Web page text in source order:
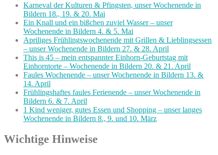
Karneval der Kulturen & Pfingsten, unser Wochenende in
Bildern 18., 19. & 20. Mai
Ein Knall und ein bißchen zuviel Wasser – unser
Wochenende in Bildern 4. & 5. Mai
Apriliges Frühlingswochenende mit Grillen & Lieblingsessen
– unser Wochenende in Bildern 27. & 28. April
This is 45 – mein entspannter Einhorn-Geburtstag mit
Einhorntorte – Wochenende in Bildern 20. & 21. April
Faules Wochenende – unser Wochenende in Bildern 13. &
14. April
Frühlingshaftes faules Ferienende – unser Wochenende in
Bildern 6. & 7. April
1 Kind weniger, gutes Essen und Shopping – unser langes
Wochenende in Bildern 8., 9. und 10. März
Wichtige Hinweise